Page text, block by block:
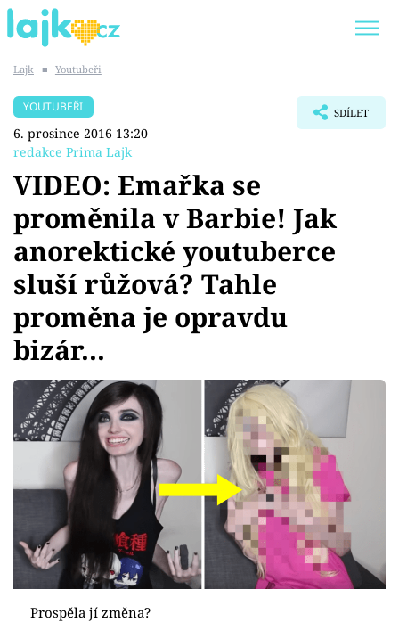
SHOPAHOLICADEL
Témata
Showbyznys
Youtubeři
Virály
Sex a vztahy
Videa
Sledujte prima+
Přihlášení
Sledujte nás
Lajk ■ Youtubeři
YOUTUBEŘI
6. prosince 2016 13:20
redakce Prima Lajk
SDÍLET
VIDEO: Emařka se
proměnila v Barbie! Jak
anorektické youtuberce
sluší růžová? Tahle
proměna je opravdu
bizár...
Prospěla jí změna?